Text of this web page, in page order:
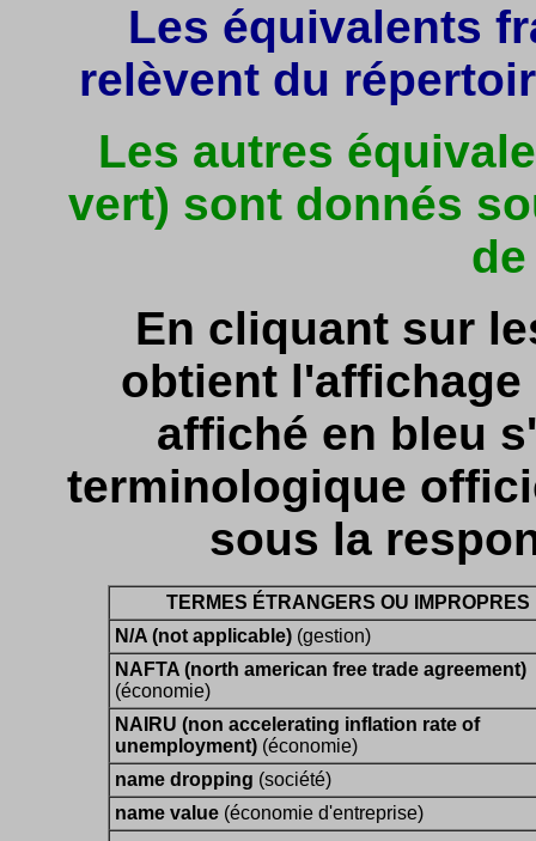
Les équivalents
relèvent du
Les autres
vert) sont donnés
En cliquant sur
obtient
affiché en bleu
terminologique
sous la
TERMES ÉTRANGERS OU IMPROPRES
N/A (not applicable) (gestion)
NAFTA (north american free trade agreement)
(économie)
NAIRU (non accelerating inflation rate of
unemployment) (économie)
name dropping (société)
name value (économie d'entreprise)